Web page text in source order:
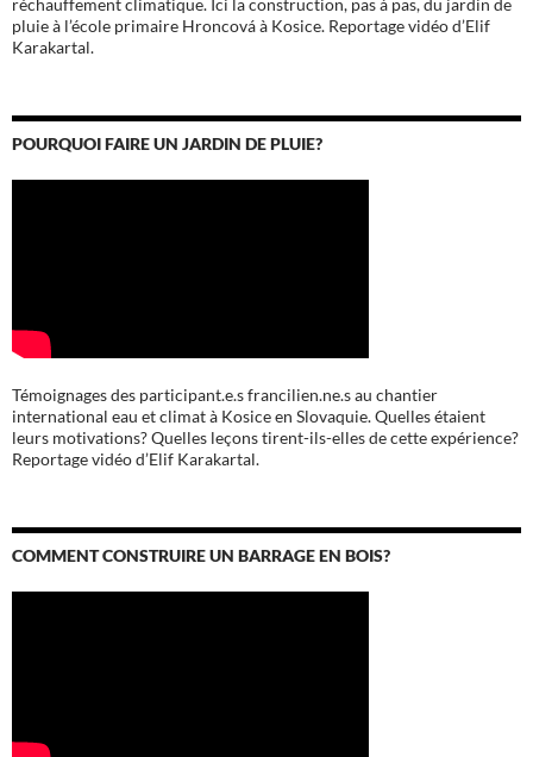
réchauffement climatique. Ici la construction, pas à pas, du jardin de
pluie à l’école primaire Hroncová à Kosice. Reportage vidéo d’Elif
Karakartal.
POURQUOI FAIRE UN JARDIN DE PLUIE?
Témoignages des participant.e.s francilien.ne.s au chantier
international eau et climat à Kosice en Slovaquie. Quelles étaient
leurs motivations? Quelles leçons tirent-ils-elles de cette expérience?
Reportage vidéo d’Elif Karakartal.
COMMENT CONSTRUIRE UN BARRAGE EN BOIS?